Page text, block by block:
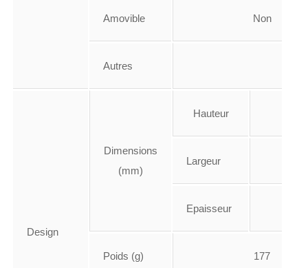
Amovible Non
Autres
Design
Dimensions
(mm)
Hauteur
Largeur
Epaisseur
Poids (g) 177